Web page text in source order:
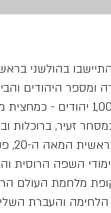
במסחר זעיר,
השפה הרוסית
מלחמת העולם